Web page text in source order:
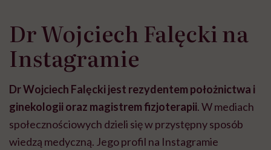
Dr Wojciech Falęcki na
Instagramie
Dr Wojciech Falęcki jest rezydentem położnictwa i
ginekologii oraz magistrem fizjoterapii. W mediach
społecznościowych dzieli się w przystępny sposób
wiedzą medyczną. Jego profil na Instagramie